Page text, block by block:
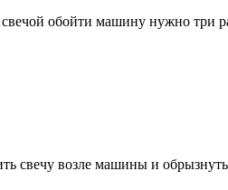
обойти машину нужно три
свечу возле машины и